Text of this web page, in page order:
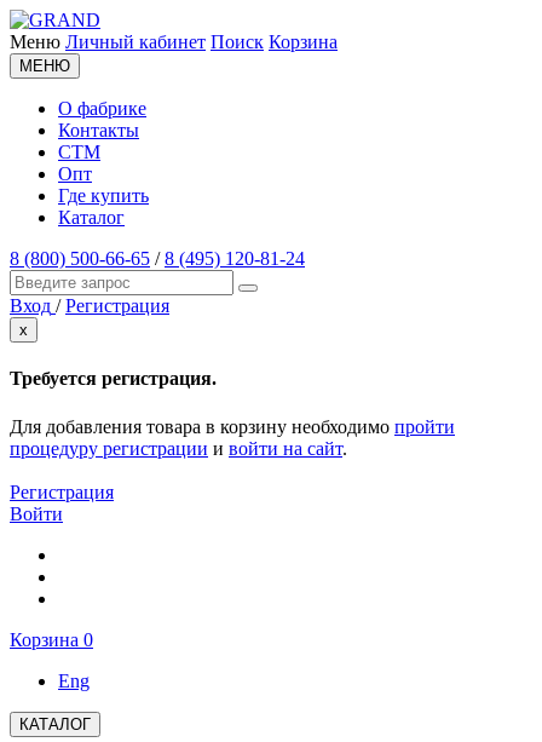
Меню Личный кабинет Поиск Корзина
МЕНЮ
О фабрике
Контакты
СТМ
Опт
Где купить
Каталог
8 (800) 500-66-65 /8 (495) 120-81-24
Вход / Регистрация
x
Требуется регистрация.
Для добавления товара в корзину необходимо пройти
процедуру регистрации и войти на сайт.
Регистрация
Войти
Корзина 0
Eng
КАТАЛОГ